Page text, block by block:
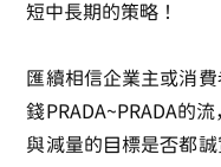
短中長期的策略！
匯續相信企業主或消
錢PRADA~PRADA的
與減量的目標是否都